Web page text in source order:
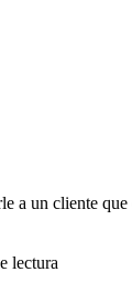
a un cliente
lectura